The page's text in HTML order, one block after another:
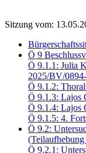
Sitzung vom:
Ö 9
Ö 9.1.1: Julia
2025/BV/
Ö 9.1.2:
Ö 9.1.3: Lajos
Ö 9.1.4: Lajos
Ö 9.1.5: 4.
Ö 9.2:
Ö 9.2.1: